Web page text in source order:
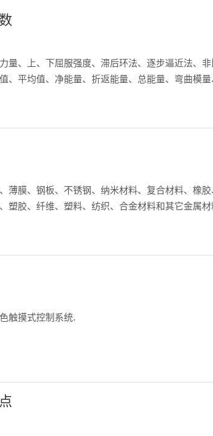
量、上、下屈服强度、滞后环法、逐步逼近法、
、平均值、净能量、折返能量、总能量、弯曲模
薄膜、钢板、不锈钢、纳米材料、复合材料、橡
胶、纤维、塑料、纺织、合金材料和其它金属
触摸式控制系统.